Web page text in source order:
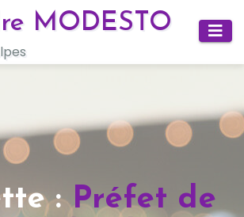
MODESTO
:Préfet de